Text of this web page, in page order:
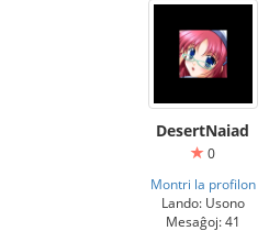
DesertNaiad
0
Montri la profilon
Lando: Usono
Mesaĝoj: 41